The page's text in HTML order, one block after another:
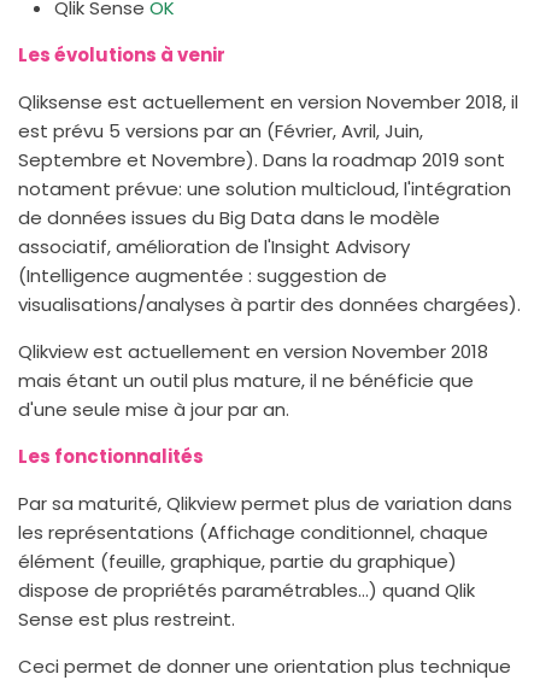
Qlik Sense OK
Les évolutions à venir
Qliksense est actuellement en version November 2018, il
est prévu 5 versions par an (Février, Avril, Juin,
Septembre et Novembre). Dans la roadmap 2019 sont
notament prévue: une solution multicloud, l'intégration
de données issues du Big Data dans le modèle
associatif, amélioration de l'Insight Advisory
(Intelligence augmentée : suggestion de
visualisations/analyses à partir des données chargées).
Qlikview est actuellement en version November 2018
mais étant un outil plus mature, il ne bénéficie que
d'une seule mise à jour par an.
Les fonctionnalités
Par sa maturité, Qlikview permet plus de variation dans
les représentations (Affichage conditionnel, chaque
élément (feuille, graphique, partie du graphique)
dispose de propriétés paramétrables…) quand Qlik
Sense est plus restreint.
Ceci permet de donner une orientation plus technique